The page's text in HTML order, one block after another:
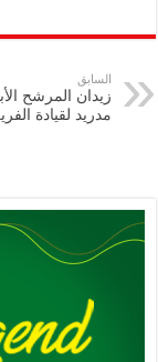
p
y
Li
eb
k
السابق
زيدان المرشح
مدريد لقيادة